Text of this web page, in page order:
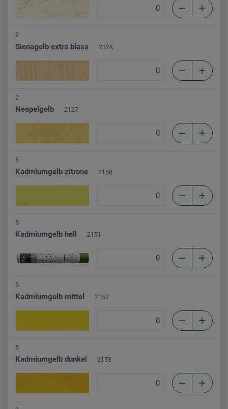
2
Sienagelb extra blass 212K
2
Neapelgelb 2127
5
Kadmiumgelb zitrone 2150
5
Kadmiumgelb hell 2151
5
Kadmiumgelb mittel 2152
5
Kadmiumgelb dunkel 2153